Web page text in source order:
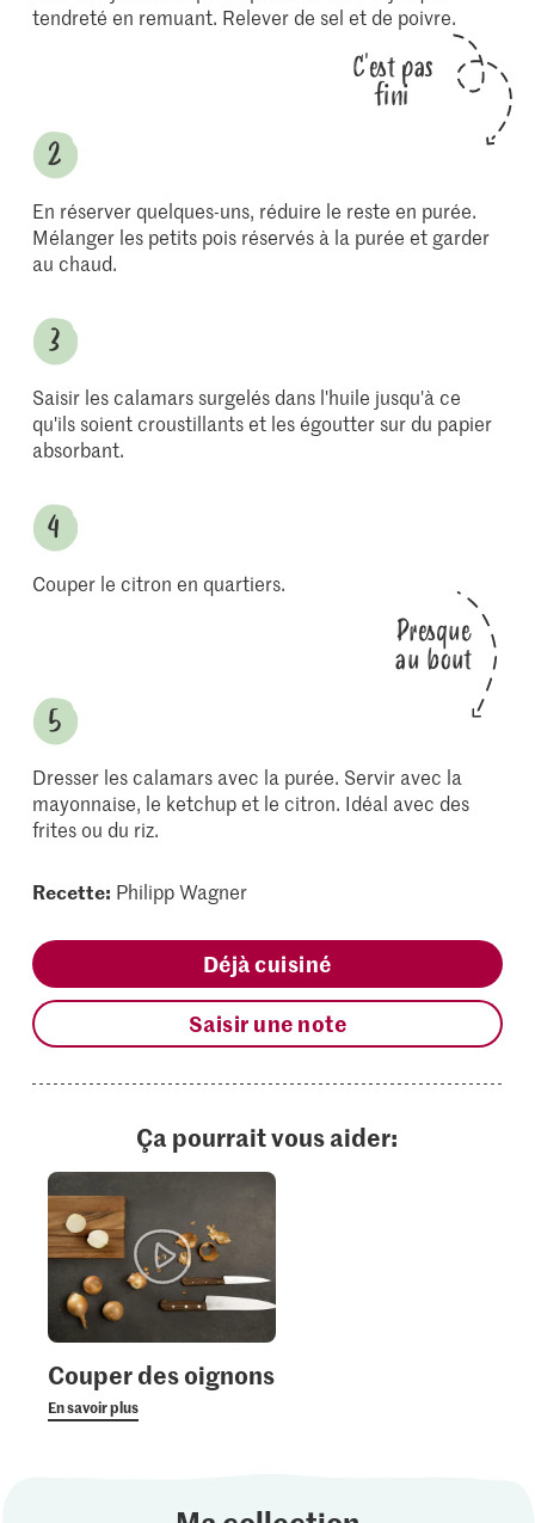
tendreté en remuant. Relever de sel et de poivre.
C'est pas
fini
En réserver quelques-uns, réduire le reste en purée.
Mélanger les petits pois réservés à la purée et garder
au chaud.
Saisir les calamars surgelés dans l'huile jusqu'à ce
qu'ils soient croustillants et les égoutter sur du papier
absorbant.
Couper le citron en quartiers.
Presque
au bout
Dresser les calamars avec la purée. Servir avec la
mayonnaise, le ketchup et le citron. Idéal avec des
frites ou du riz.
Recette: Philipp Wagner
Déjà cuisiné
Saisir une note
Ça pourrait vous aider:
Couper des oignons
En savoir plus